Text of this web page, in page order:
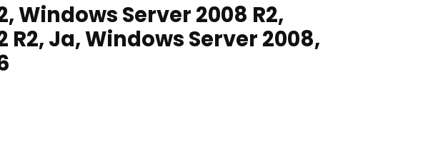
Windows Server 2008 R2,
R2, Ja, Windows Server 2008,